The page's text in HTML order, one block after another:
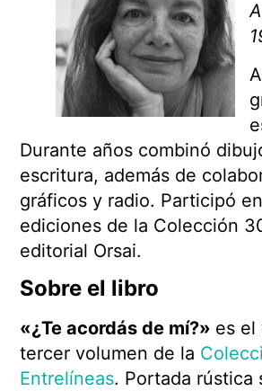
Durante años combinó
escritura, además de
gráficos y radio. Participó
ediciones de la Colección
editorial Orsai.
Sobre el libro
«¿Te acordás de mí?» es el
tercer volumen de la
Entrelíneas. Portada rústica